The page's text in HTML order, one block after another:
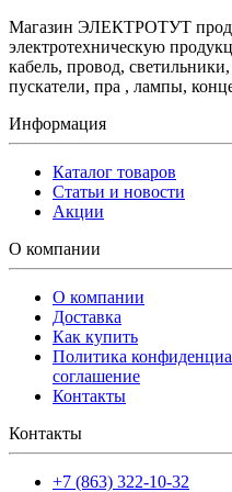
Магазин ЭЛЕКТРОТУТ
электротехническую
кабель, провод,
пускатели, пра , лампы,
Информация
Каталог товаров
Статьи и новости
Акции
О компании
О компании
Доставка
Как купить
Политика
соглашение
Контакты
Контакты
+7 (863) 322-10-32